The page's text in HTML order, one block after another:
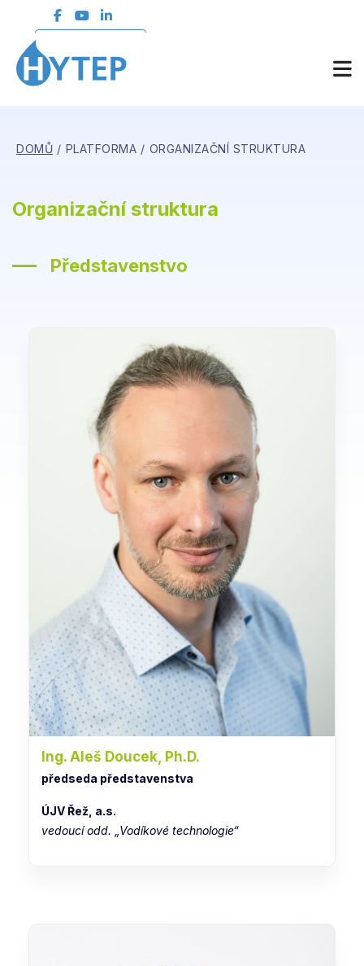
DOMŮ PLATFORMA ORGANIZAČNÍ STRUKTURA
Organizační struktura
Představenstvo
Ing. Aleš Doucek, Ph.D.
předseda představenstva
ÚJV Řež, a.s.
vedoucí odd. „Vodíkové technologie“